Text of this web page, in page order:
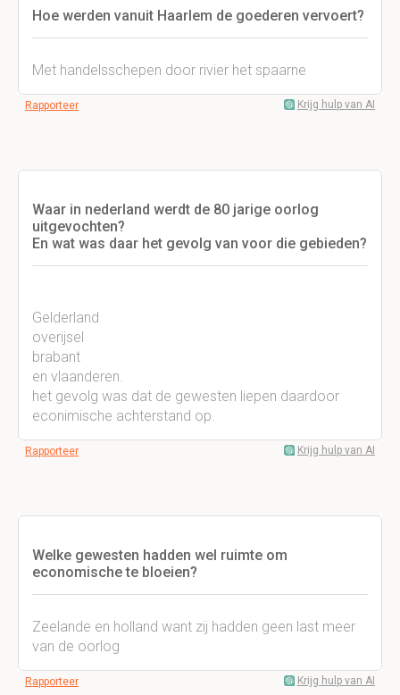
Hoe werden vanuit Haarlem de goederen vervoert?
Met handelsschepen door rivier het spaarne
Rapporteer Krijg hulp van AI
Waar in nederland werdt de 80 jarige oorlog
uitgevochten?
En wat was daar het gevolg van voor die gebieden?
Gelderland
overijsel
brabant
en vlaanderen.
het gevolg was dat de gewesten liepen daardoor
econimische achterstand op.
Rapporteer Krijg hulp van AI
Welke gewesten hadden wel ruimte om
economische te bloeien?
Zeelande en holland want zij hadden geen last meer
van de oorlog
Rapporteer Krijg hulp van AI